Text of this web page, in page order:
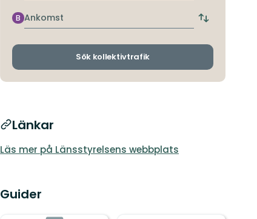
hållplats
Ankomst
B
Byt
och
Sök kollektivtrafik
Länkar
Läs mer på Länsstyrelsens webbplats
Guider